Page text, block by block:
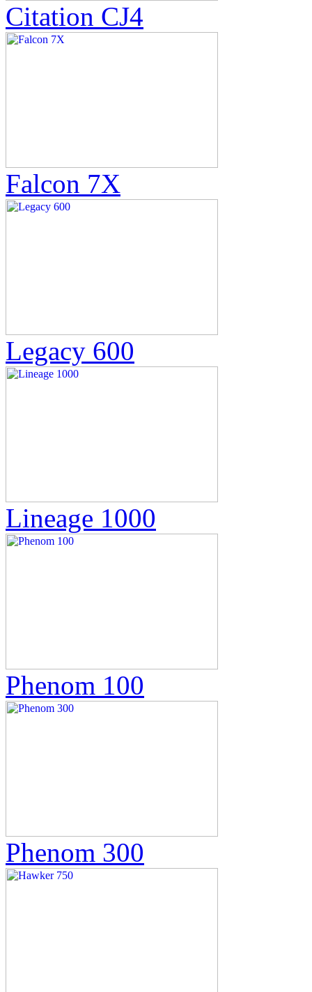
Citation CJ4
Falcon 7X
Legacy 600
Lineage 1000
Phenom 100
Phenom 300